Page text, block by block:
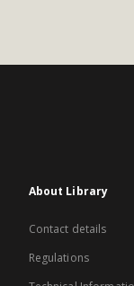
About Library
Contact details
Regulations